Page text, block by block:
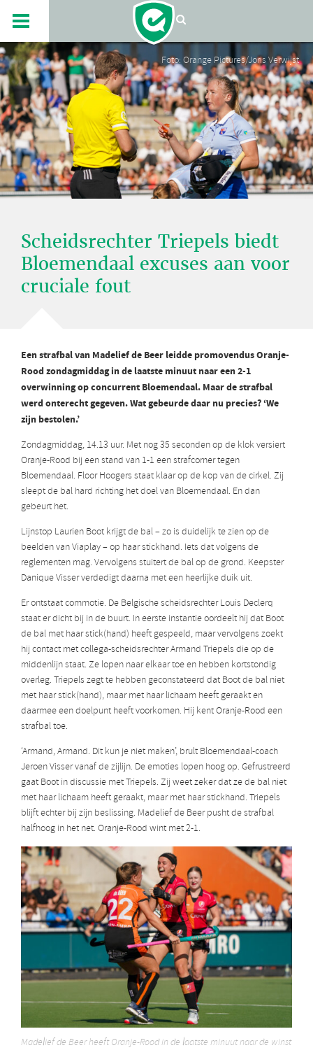
Foto: Orange Pictures/Joris Verwijst
Scheidsrechter Triepels biedt
Bloemendaal excuses aan voor
cruciale fout
Een strafbal van Madelief de Beer leidde promovendus Oranje-
Rood zondagmiddag in de laatste minuut naar een 2-1
overwinning op concurrent Bloemendaal. Maar de strafbal
werd onterecht gegeven. Wat gebeurde daar nu precies? ‘We
zijn bestolen.’
Zondagmiddag, 14.13 uur. Met nog 35 seconden op de klok versiert
Oranje-Rood bij een stand van 1-1 een strafcorner tegen
Bloemendaal. Floor Hoogers staat klaar op de kop van de cirkel. Zij
sleept de bal hard richting het doel van Bloemendaal. En dan
gebeurt het.
Lijnstop Laurien Boot krijgt de bal – zo is duidelijk te zien op de
beelden van Viaplay – op haar stickhand. Iets dat volgens de
reglementen mag. Vervolgens stuitert de bal op de grond. Keepster
Danique Visser verdedigt daarna met een heerlijke duik uit.
Er ontstaat commotie. De Belgische scheidsrechter Louis Declerq
staat er dicht bij in de buurt. In eerste instantie oordeelt hij dat Boot
de bal met haar stick(hand) heeft gespeeld, maar vervolgens zoekt
hij contact met collega-scheidsrechter Armand Triepels die op de
middenlijn staat. Ze lopen naar elkaar toe en hebben kortstondig
overleg. Triepels zegt te hebben geconstateerd dat Boot de bal niet
met haar stick(hand), maar met haar lichaam heeft geraakt en
daarmee een doelpunt heeft voorkomen. Hij kent Oranje-Rood een
strafbal toe.
‘Armand, Armand. Dit kun je niet maken’, brult Bloemendaal-coach
Jeroen Visser vanaf de zijlijn. De emoties lopen hoog op. Gefrustreerd
gaat Boot in discussie met Triepels. Zij weet zeker dat ze de bal niet
met haar lichaam heeft geraakt, maar met haar stickhand. Triepels
blijft echter bij zijn beslissing. Madelief de Beer pusht de strafbal
halfhoog in het net. Oranje-Rood wint met 2-1.
Madelief de Beer heeft Oranje-Rood in de laatste minuut naar de winst